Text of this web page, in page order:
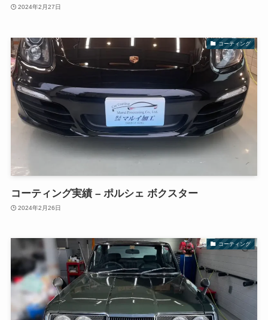
2024年2月27日
コーティング
コーティング実績 – ポルシェ ボクスター
2024年2月26日
コーティング